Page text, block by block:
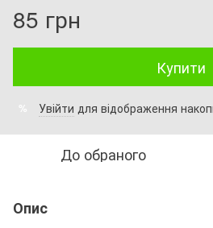
85 грн
Купити
% Увійти для відображення
До обраного
Опис